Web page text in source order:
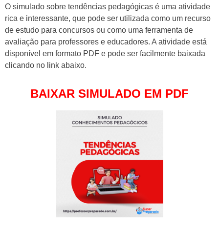
O simulado sobre tendências pedagógicas é uma atividade
rica e interessante, que pode ser utilizada como um recurso
de estudo para concursos ou como uma ferramenta de
avaliação para professores e educadores. A atividade está
disponível em formato PDF e pode ser facilmente baixada
clicando no link abaixo.
BAIXAR SIMULADO EM PDF